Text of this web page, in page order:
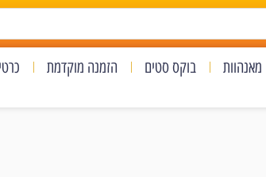
מאנהוות בוקס סטים הזמנה מוקדמת